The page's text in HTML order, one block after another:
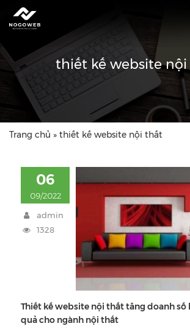
thiết kế website
Trang chủ » thiết kế website nội thất
06
09/2022
admin
1328
Thiết kế website nội thất tăng doanh số
quả cho ngành nội thất